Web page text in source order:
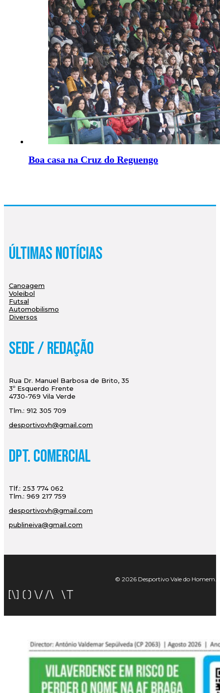
Boa casa na Cruz do Reguengo
Últimas Notícias
Canoagem
Voleibol
Futsal
Automobilismo
Diversos
Sede / Redação
Rua Dr. Manuel Barbosa de Brito, 35
3º Esquerdo Frente
4730-769 Vila Verde
Tlm.: 912 305 709
desportivovh@gmail.com
Dpt. Comercial
Tlf.: 253 774 062
Tlm.: 969 217 759
desportivovh@gmail.com
publineiva@gmail.com
© 2026 Desportivo Vale do Homem.